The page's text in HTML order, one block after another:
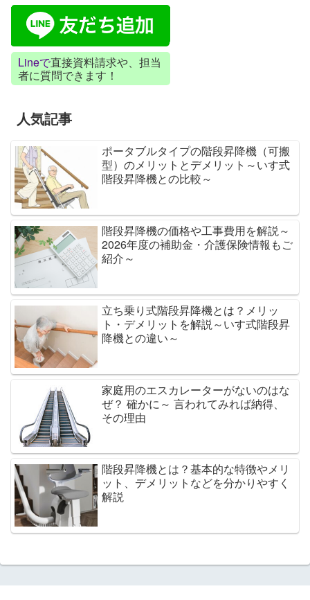
Lineで直接資料請求や、担当
者に質問できます！
人気記事
ポータブルタイプの階段昇降機（可搬
型）のメリットとデメリット～いす式
階段昇降機との比較～
階段昇降機の価格や工事費用を解説～
2026年度の補助金・介護保険情報もご
紹介～
立ち乗り式階段昇降機とは？メリッ
ト・デメリットを解説～いす式階段昇
降機との違い～
家庭用のエスカレーターがないのはな
ぜ？ 確かに～ 言われてみれば納得、
その理由
階段昇降機とは？基本的な特徴やメリ
ット、デメリットなどを分かりやすく
解説